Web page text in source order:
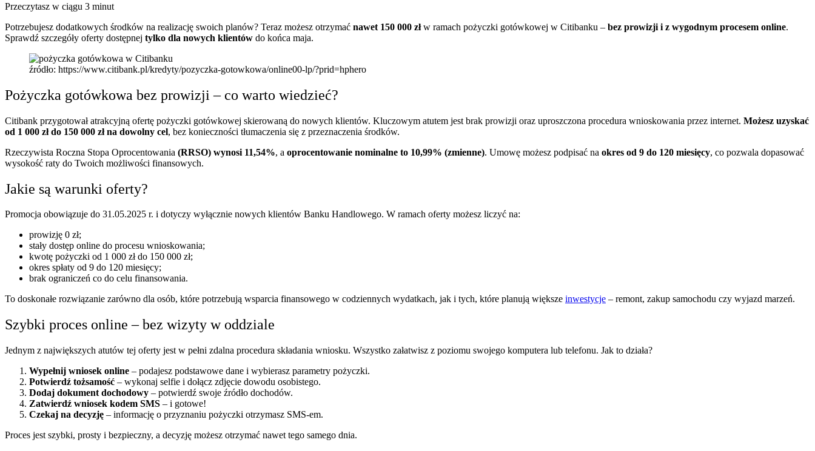
Przeczytasz w ciągu 3 minut
Potrzebujesz dodatkowych środków na realizację swoich planów? Teraz możesz otrzymać nawet 150 000 złw ramach pożyczki gotówkowej w Citibanku – bez prowizji i z wygodnym procesem online.
Sprawdź szczegóły oferty dostępnej tylko dla nowych klientów do końca maja.
źródło: https://www.citibank.pl/kredyty/pozyczka-gotowkowa/online00-lp/?prid=hphero
Pożyczka gotówkowa bez prowizji – co warto wiedzieć?
Citibank przygotował atrakcyjną ofertę pożyczki gotówkowej skierowaną do nowych klientów. Kluczowym atutem jest brak prowizji oraz uproszczona procedura wnioskowania przez internet. Możesz uzyskać
od 1 000 zł do 150 000 zł na dowolny cel, bez konieczności tłumaczenia się z przeznaczenia środków.
Rzeczywista Roczna Stopa Oprocentowania (RRSO) wynosi 11,54%, a oprocentowanie nominalne to 10,99% (zmienne). Umowę możesz podpisać na okres od 9 do 120 miesięcy, co pozwala dopasować
wysokość raty do Twoich możliwości finansowych.
Jakie są warunki oferty?
Promocja obowiązuje do 31.05.2025 r. i dotyczy wyłącznie nowych klientów Banku Handlowego. W ramach oferty możesz liczyć na:
prowizję 0 zł;
stały dostęp online do procesu wnioskowania;
kwotę pożyczki od 1 000 zł do 150 000 zł;
okres spłaty od 9 do 120 miesięcy;
brak ograniczeń co do celu finansowania.
To doskonałe rozwiązanie zarówno dla osób, które potrzebują wsparcia finansowego w codziennych wydatkach, jak i tych, które planują większe inwestycje – remont, zakup samochodu czy wyjazd marzeń.
Szybki proces online – bez wizyty w oddziale
Jednym z największych atutów tej oferty jest w pełni zdalna procedura składania wniosku. Wszystko załatwisz z poziomu swojego komputera lub telefonu. Jak to działa?
Wypełnij wniosek online – podajesz podstawowe dane i wybierasz parametry pożyczki.
Potwierdź tożsamość – wykonaj selfie i dołącz zdjęcie dowodu osobistego.
Dodaj dokument dochodowy – potwierdź swoje źródło dochodów.
Zatwierdź wniosek kodem SMS – i gotowe!
Czekaj na decyzję – informację o przyznaniu pożyczki otrzymasz SMS-em.
Proces jest szybki, prosty i bezpieczny, a decyzję możesz otrzymać nawet tego samego dnia.